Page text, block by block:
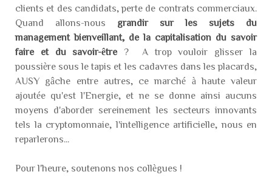
clients et des candidats, perte de contrats commerciaux.
Quand allons-nous grandir sur les sujets du
management bienveillant, de la capitalisation du savoir
faire et du savoir-être? A trop vouloir glisser la
poussière sous le tapis et les cadavres dans les placards,
AUSY gâche entre autres, ce marché à haute valeur
ajoutée qu'est l'Energie, et ne se donne ainsi aucuns
moyens d'aborder sereinement les secteurs innovants
tels la cryptomonnaie, l'intelligence artificielle, nous en
reparlerons...
Pour l'heure, soutenons nos collègues !